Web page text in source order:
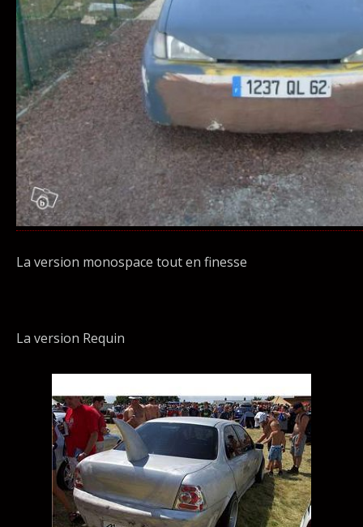
La version monospace tout en finesse
La version Requin